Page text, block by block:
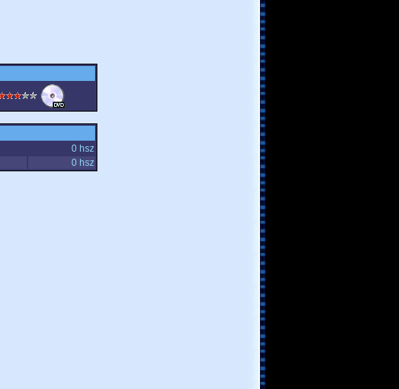
0 hsz
0 hsz